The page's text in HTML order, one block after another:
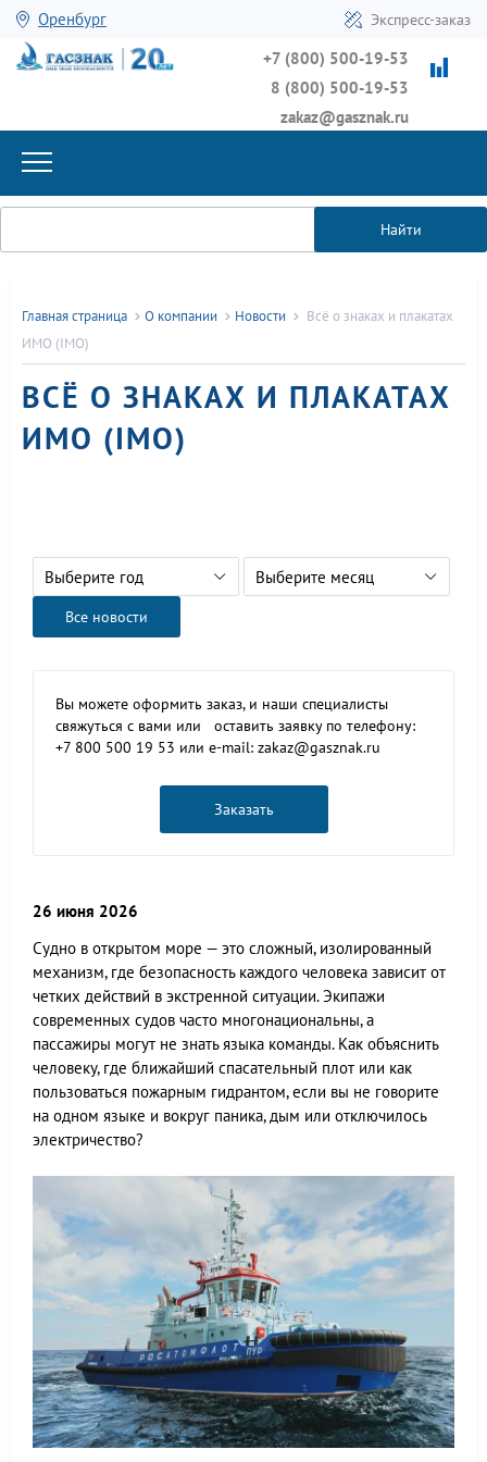
Оренбург Экспресс-заказ
+7 (800) 500-19-53
8 (800) 500-19-53
zakaz@gasznak.ru
Найти
Главная страница О компании Новости
Всё о знаках и плакатах
ИМО (IMO)
ВСЁ О ЗНАКАХ И ПЛАКАТАХ
ИМО (IMO)
Выберите год Выберите месяц
Все новости
Вы можете оформить заказ, и наши специалисты
свяжуться с вами или оставить заявку по телефону:
+7 800 500 19 53 или e-mail: zakaz@gasznak.ru
Заказать
26 июня 2026
Судно в открытом море — это сложный, изолированный
механизм, где безопасность каждого человека зависит от
четких действий в экстренной ситуации. Экипажи
современных судов часто многонациональны, а
пассажиры могут не знать языка команды. Как объяснить
человеку, где ближайший спасательный плот или как
пользоваться пожарным гидрантом, если вы не говорите
на одном языке и вокруг паника, дым или отключилось
электричество?